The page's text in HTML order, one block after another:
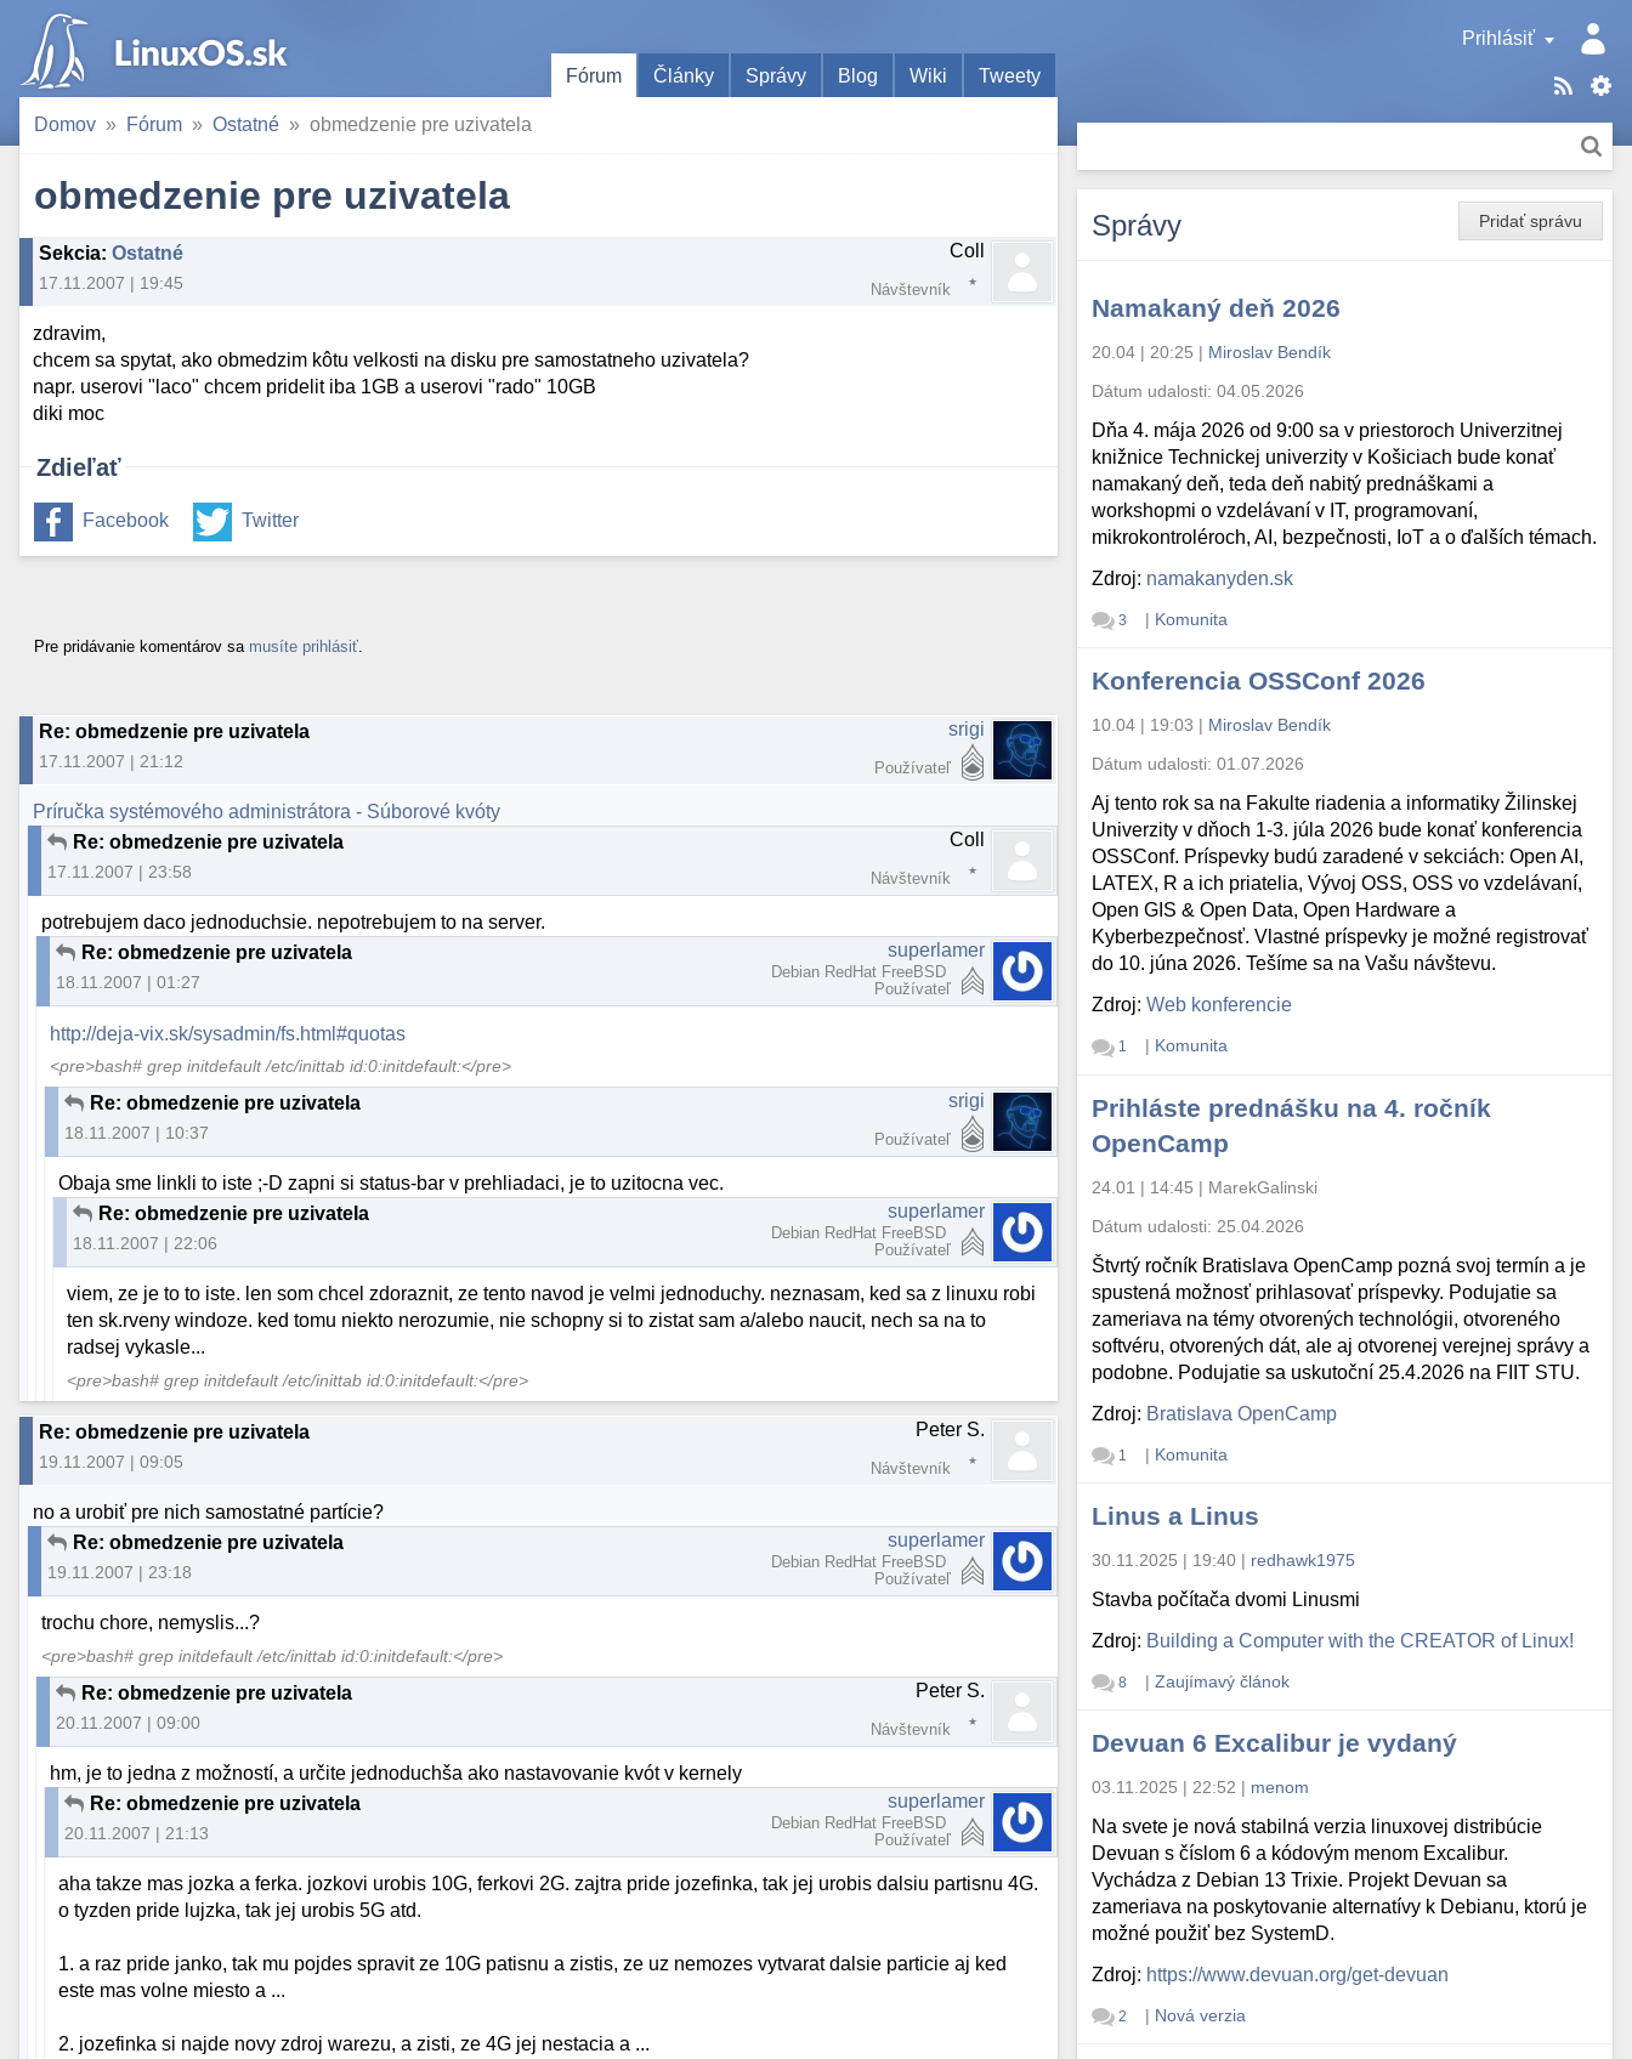
Prihlásiť
Fórum
Články Správy Blog Wiki Tweety
Domov Fórum Ostatné obmedzenie pre uzivatela
obmedzenie pre uzivatela
Sekcia: Ostatné
17.11.2007 | 19:45
Coll
Návštevník
zdravim,
chcem sa spytat, ako obmedzim kôtu velkosti na disku pre samostatneho uzivatela?
napr. userovi "laco" chcem pridelit iba 1GB a userovi "rado" 10GB
diki moc
Zdieľať
Facebook Twitter
Pre pridávanie komentárov sa musíte prihlásiť
Re: obmedzenie pre uzivatela
17.11.2007 | 21:12
srigi
Používateľ
Príručka systémového administrátora - Súborové kvóty
Re: obmedzenie pre uzivatela
17.11.2007 | 23:58
Coll
Návštevník
potrebujem daco jednoduchsie. nepotrebujem to na server.
Re: obmedzenie pre uzivatela
18.11.2007 | 01:27
superlamer
Debian RedHat FreeBSD
Používateľ
http://deja-vix.sk/sysadmin/fs.html#quotas
<pre>bash# grep initdefault /etc/inittab id:0:initdefault:</pre>
Re: obmedzenie pre uzivatela
18.11.2007 | 10:37
srigi
Používateľ
Obaja sme linkli to iste ;-D zapni si status-bar v prehliadaci, je to uzitocna vec.
Re: obmedzenie pre uzivatela
18.11.2007 | 22:06
superlamer
Debian RedHat FreeBSD
Používateľ
viem, ze je to to iste. len som chcel zdoraznit, ze tento navod je velmi jednoduchy. neznasam, ked sa z linuxu robi
ten sk.rveny windoze. ked tomu niekto nerozumie, nie schopny si to zistat sam a/alebo naucit, nech sa na to
radsej vykasle...
<pre>bash# grep initdefault /etc/inittab id:0:initdefault:</pre>
Re: obmedzenie pre uzivatela
19.11.2007 | 09:05
Peter S.
Návštevník
no a urobiť pre nich samostatné partície?
Re: obmedzenie pre uzivatela
19.11.2007 | 23:18
superlamer
Debian RedHat FreeBSD
Používateľ
trochu chore, nemyslis...?
<pre>bash# grep initdefault /etc/inittab id:0:initdefault:</pre>
Re: obmedzenie pre uzivatela
20.11.2007 | 09:00
Peter S.
Návštevník
hm, je to jedna z možností, a určite jednoduchša ako nastavovanie kvót v kernely
Re: obmedzenie pre uzivatela
20.11.2007 | 21:13
superlamer
Debian RedHat FreeBSD
Používateľ
aha takze mas jozka a ferka. jozkovi urobis 10G, ferkovi 2G. zajtra pride jozefinka, tak jej urobis dalsiu partisnu 4G.
o tyzden pride lujzka, tak jej urobis 5G atd.
1. a raz pride janko, tak mu pojdes spravit ze 10G patisnu a zistis, ze uz nemozes vytvarat dalsie particie aj ked
este mas volne miesto a ...
2. jozefinka si najde novy zdroj warezu, a zisti, ze 4G jej nestacia a ...
Pridať správu
Správy
Namakaný deň 2026
20.04 | 20:25 | Miroslav Bendík
Dátum udalosti:04.05.2026
Dňa 4. mája 2026 od 9:00 sa v priestoroch Univerzitnej
knižnice Technickej univerzity v Košiciach bude konať
namakaný deň, teda deň nabitý prednáškami a
workshopmi o vzdelávaní v IT, programovaní,
mikrokontroléroch, AI, bezpečnosti, IoT a o ďalších témach.
Zdroj: namakanyden.sk
3 | Komunita
Konferencia OSSConf 2026
10.04 | 19:03 | Miroslav Bendík
Dátum udalosti:01.07.2026
Aj tento rok sa na Fakulte riadenia a informatiky Žilinskej
Univerzity v dňoch 1-3. júla 2026 bude konať konferencia
OSSConf. Príspevky budú zaradené v sekciách: Open AI,
LATEX, R a ich priatelia, Vývoj OSS, OSS vo vzdelávaní,
Open GIS & Open Data, Open Hardware a
Kyberbezpečnosť. Vlastné príspevky je možné registrovať
do 10. júna 2026. Tešíme sa na Vašu návštevu.
Zdroj:Web konferencie
1 | Komunita
Prihláste prednášku na 4. ročník
OpenCamp
24.01 | 14:45 | MarekGalinski
Dátum udalosti: 25.04.2026
Štvrtý ročník Bratislava OpenCamp pozná svoj termín a je
spustená možnosť prihlasovať príspevky. Podujatie sa
zameriava na témy otvorených technológii, otvoreného
softvéru, otvorených dát, ale aj otvorenej verejnej správy a
podobne. Podujatie sa uskutoční 25.4.2026 na FIIT STU.
Zdroj: Bratislava OpenCamp
1 | Komunita
Linus a Linus
30.11.2025 | 19:40 | redhawk1975
Stavba počítača dvomi Linusmi
Zdroj: Building a Computer with the CREATOR of Linux!
8 | Zaujímavý článok
Devuan 6 Excalibur je vydaný
03.11.2025 | 22:52 | menom
Na svete je nová stabilná verzia linuxovej distribúcie
Devuan s číslom 6 a kódovým menom Excalibur.
Vychádza z Debian 13 Trixie. Projekt Devuan sa
zameriava na poskytovanie alternatívy k Debianu, ktorú je
možné použiť bez SystemD.
Zdroj: https://www.devuan.org/get-devuan
2 | Nová verzia